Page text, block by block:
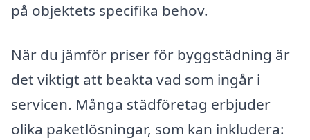
på objektets specifika behov.
När du jämför priser för byggstädning är
det viktigt att beakta vad som ingår i
servicen. Många städföretag erbjuder
olika paketlösningar, som kan inkludera: